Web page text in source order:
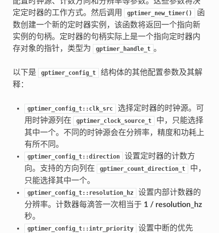
定定时器的工作方式。然后调用
gptimer_new_timer()
函
数创建一个新的定时器实例，该函数将返回一个指向新
实例的句柄。定时器的句柄实际上是一个指向定时器内
存对象的指针，类型为
gptimer_handle_t 。
以下是 gptimer_config_t
结构体的其他配置参数及其解
释：
gptimer_config_t::clk_src
选择定时器的时钟源。可
用时钟源列在
gptimer_clock_source_t
中，只能选择
其中一个。不同的时钟源会在分辨率，精度和功耗上
有所不同。
gptimer_config_t::direction
设置定时器的计数方
向。支持的方向列在
gptimer_count_direction_t
中，
只能选择其中一个。
gptimer_config_t::resolution_hz
设置内部计数器的
分辨率。计数器每滴答一次相当于 1 / resolution_hz
秒。
gptimer_config_t::intr_priority
设置中断的优先